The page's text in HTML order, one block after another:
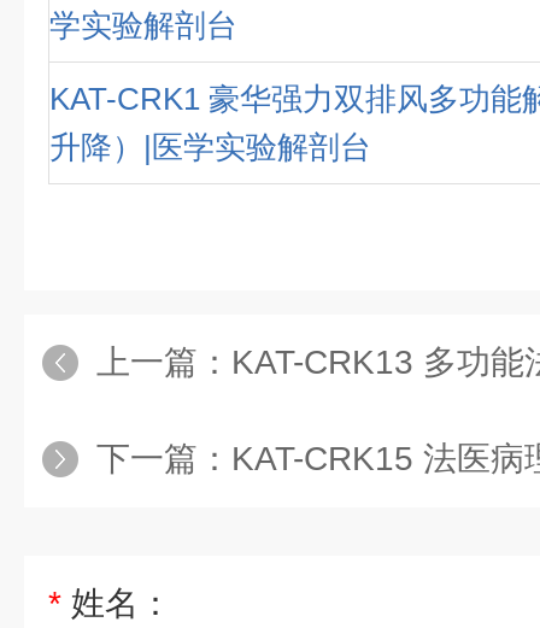
学实验解剖台
KAT-CRK1 豪华强力双排风多功能
升降）|医学实验解剖台
上一篇： KAT-CRK13 多功能法医解剖台
下一篇： KAT-CRK15 法医病理取材
* 姓名：